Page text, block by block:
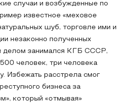
случаи и возбужденные по
известное «меховое
шуб, торговле ими и
незаконно полученных
делом занимался КГБ СССР,
человек, три человека
Избежать расстрела смог
бизнеса за
который «отмывая»